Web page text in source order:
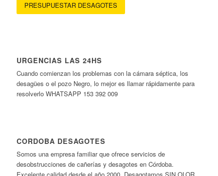
PRESUPUESTAR DESAGOTES
URGENCIAS LAS 24HS
Cuando comienzan los problemas con la cámara séptica, los
desagües o el pozo Negro, lo mejor es llamar rápidamente para
resolverlo WHATSAPP 153 392 009
CORDOBA DESAGOTES
Somos una empresa familiar que ofrece servicios de
desobstrucciones de cañerías y desagotes en Córdoba.